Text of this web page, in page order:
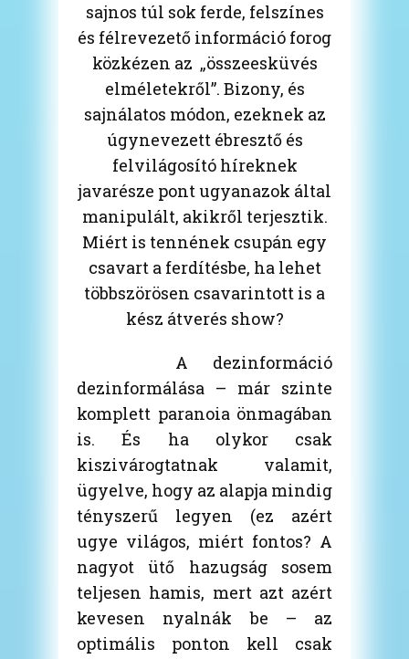
sajnos túl sok ferde, felszínes
és félrevezető információ forog
közkézen az „összeesküvés
elméletekről”. Bizony, és
sajnálatos módon, ezeknek az
úgynevezett ébresztő és
felvilágosító híreknek
javarésze pont ugyanazok által
manipulált, akikről terjesztik.
Miért is tennének csupán egy
csavart a ferdítésbe, ha lehet
többszörösen csavarintott is a
kész átverés show?
A dezinformáció
dezinformálása – már szinte
komplett paranoia önmagában
is. És ha olykor csak
kiszivárogtatnak valamit,
ügyelve, hogy az alapja mindig
tényszerű legyen (ez azért
ugye világos, miért fontos? A
nagyot ütő hazugság sosem
teljesen hamis, mert azt azért
kevesen nyalnák be – az
optimális ponton kell csak